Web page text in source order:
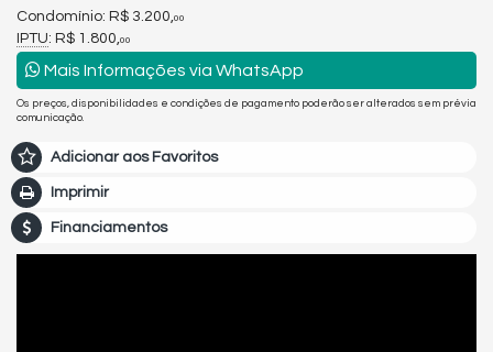
Condomínio: R$ 3.200, 00
IPTU: R$ 1.800, 00
Mais Informações via WhatsApp
Os preços, disponibilidades e condições de pagamento poderão ser alterados sem prévia
comunicação.
Adicionar aos Favoritos
Imprimir
Financiamentos